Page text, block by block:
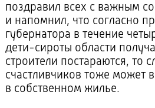
поздравил всех с важным
и напомнил, что согласно
губернатора в течение
дети-сироты области
строители постараются, то
счастливчиков тоже может
в собственном жилье.